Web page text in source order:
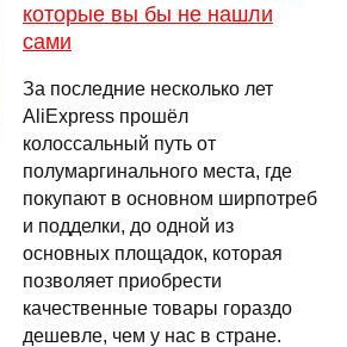
которые вы бы не нашли
сами
За последние несколько лет
AliExpress прошёл
колоссальный путь от
полумаргинального места, где
покупают в основном ширпотреб
и подделки, до одной из
основных площадок, которая
позволяет приобрести
качественные товары гораздо
дешевле, чем у нас в стране.